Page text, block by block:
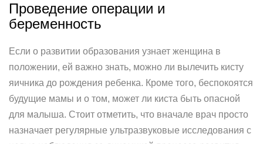
Проведение операции и
беременность
Если о развитии образования узнает женщина в
положении, ей важно знать, можно ли вылечить кисту
яичника до рождения ребенка. Кроме того, беспокоятся
будущие мамы и о том, может ли киста быть опасной
для малыша. Стоит отметить, что вначале врач просто
назначает регулярные ультразвуковые исследования с